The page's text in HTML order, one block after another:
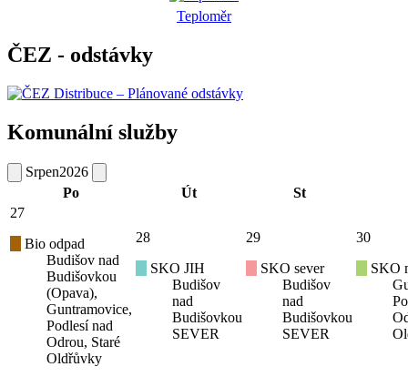
Teploměr
ČEZ - odstávky
Komunální služby
Srpen2026
Po
Út
St
27
Bio odpad
Budišov nad
Budišovkou
(Opava),
Guntramovice,
Podlesí nad
Odrou, Staré
Oldřůvky
28
SKO JIH
Budišov
nad
Budišovkou
SEVER
29
SKO sever
Budišov
nad
Budišovkou
SEVER
30
SKO